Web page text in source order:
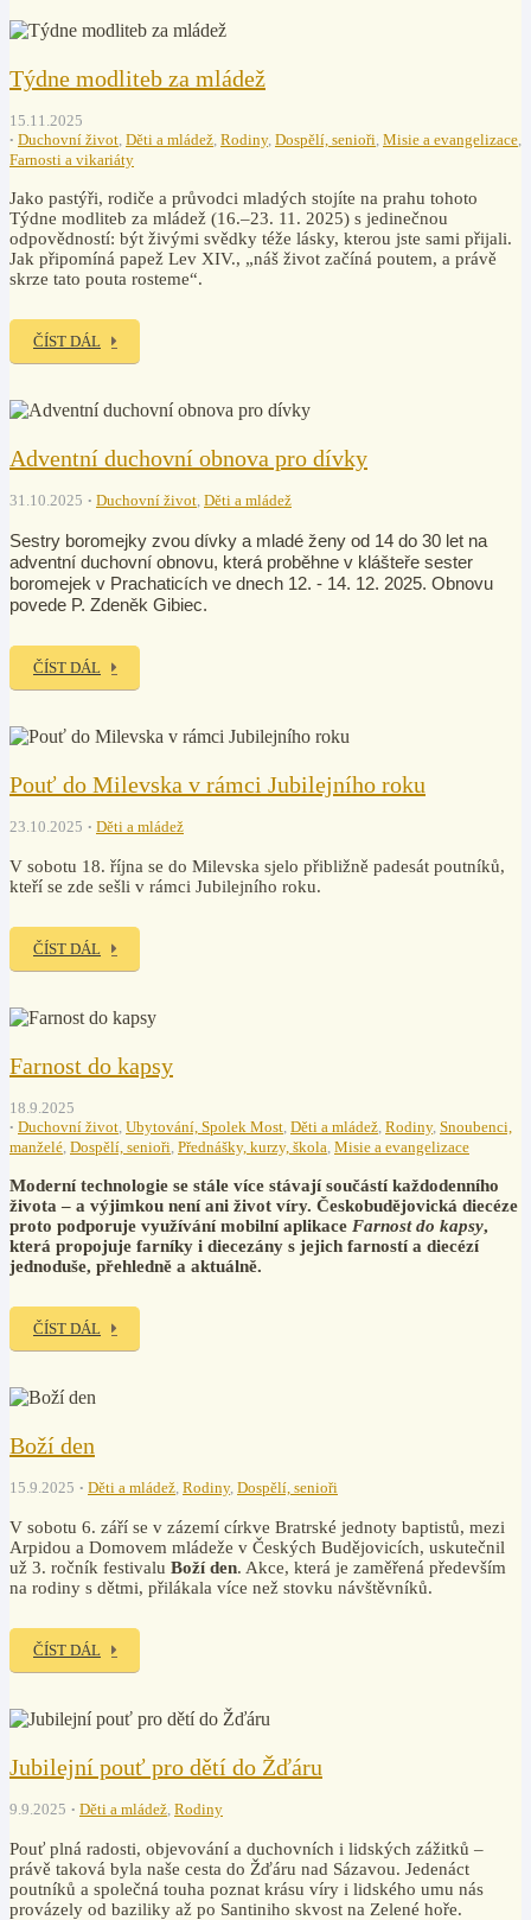
Týdne modliteb za mládež
15.11.2025
Duchovní život, Děti a mládež, Rodiny, Dospělí, senioři, Misie a evangelizace,
Farnosti a vikariáty
Jako pastýři, rodiče a průvodci mladých stojíte na prahu tohoto
Týdne modliteb za mládež (16.–23. 11. 2025) s jedinečnou
odpovědností: být živými svědky téže lásky, kterou jste sami přijali.
Jak připomíná papež Lev XIV., „náš život začíná poutem, a právě
skrze tato pouta rosteme“.
ČÍST DÁL
Adventní duchovní obnova pro dívky
31.10.2025 Duchovní život, Děti a mládež
Sestry boromejky zvou dívky a mladé ženy od 14 do 30 let na
adventní duchovní obnovu, která proběhne v klášteře sester
boromejek v Prachaticích ve dnech 12. - 14. 12. 2025. Obnovu
povede P. Zdeněk Gibiec.
ČÍST DÁL
Pouť do Milevska v rámci Jubilejního roku
23.10.2025 Děti a mládež
V sobotu 18. října se do Milevska sjelo přibližně padesát poutníků,
kteří se zde sešli v rámci Jubilejního roku.
ČÍST DÁL
Farnost do kapsy
18.9.2025
Duchovní život, Ubytování, Spolek Most, Děti a mládež, Rodiny, Snoubenci,
manželé, Dospělí, senioři, Přednášky, kurzy, škola, Misie a evangelizace
Moderní technologie se stále více stávají součástí každodenního
života – a výjimkou není ani život víry. Českobudějovická diecéze
proto podporuje využívání mobilní aplikace Farnost do kapsy,
která propojuje farníky i diecezány s jejich farností a diecézí
jednoduše, přehledně a aktuálně.
ČÍST DÁL
Boží den
15.9.2025 Děti a mládež, Rodiny, Dospělí, senioři
V sobotu 6. září se v zázemí církve Bratrské jednoty baptistů, mezi
Arpidou a Domovem mládeže v Českých Budějovicích, uskutečnil
už 3. ročník festivalu Boží den. Akce, která je zaměřená především
na rodiny s dětmi, přilákala více než stovku návštěvníků.
ČÍST DÁL
Jubilejní pouť pro dětí do Žďáru
9.9.2025 Děti a mládež, Rodiny
Pouť plná radosti, objevování a duchovních i lidských zážitků –
právě taková byla naše cesta do Žďáru nad Sázavou. Jedenáct
poutníků a společná touha poznat krásu víry i lidského umu nás
provázely od baziliky až po Santiniho skvost na Zelené hoře.